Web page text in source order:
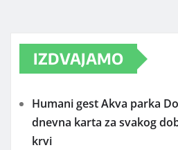
IZDVAJAMO
Humani gest Akva parka
dnevna karta za svakog
krvi